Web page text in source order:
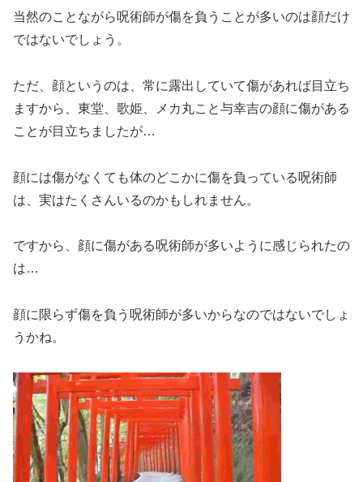
当然のことながら呪術師が傷を負うことが多いのは顔だけ
ではないでしょう。
ただ、顔というのは、常に露出していて傷があれば目立ち
ますから、東堂、歌姫、メカ丸こと与幸吉の顔に傷がある
ことが目立ちましたが…
顔には傷がなくても体のどこかに傷を負っている呪術師
は、実はたくさんいるのかもしれません。
ですから、顔に傷がある呪術師が多いように感じられたの
は…
顔に限らず傷を負う呪術師が多いからなのではないでしょ
うかね。